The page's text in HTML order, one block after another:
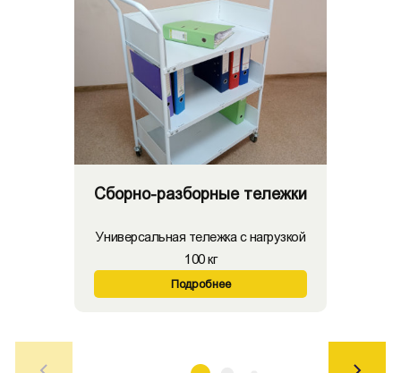
Сборно-разборные тележки
Универсальная тележка с нагрузкой
100 кг
Подробнее